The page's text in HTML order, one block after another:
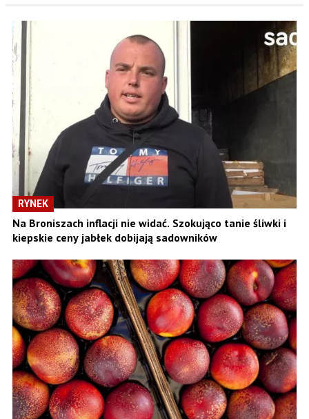
RYNEK
Na Broniszach inflacji nie widać. Szokująco tanie śliwki i
kiepskie ceny jabłek dobijają sadowników